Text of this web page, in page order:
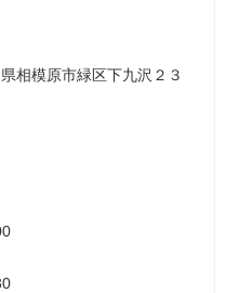
相模原市緑区下九沢２３